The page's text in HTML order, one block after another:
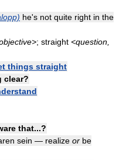
he's not quite right in the
; straight <question,
things straight
clear?
that...?
sein — realize or be